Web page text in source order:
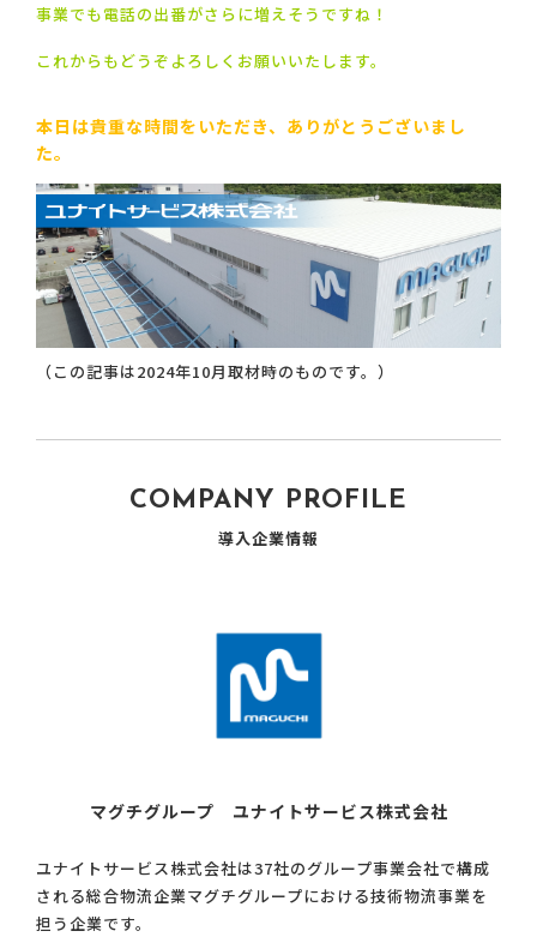
事業でも電話の出番がさらに増えそうですね！
これからもどうぞよろしくお願いいたします。
本日は貴重な時間をいただき、ありがとうございまし
た。
（この記事は2024年10月取材時のものです。）
COMPANY PROFILE
導入企業情報
マグチグループ ユナイトサービス株式会社
ユナイトサービス株式会社は37社のグループ事業会社で構成
される総合物流企業マグチグループにおける技術物流事業を
担う企業です。